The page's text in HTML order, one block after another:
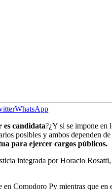
WhatsApp
candidata?¿Y si se impone en
posibles y ambos dependen
para ejercer cargos públicos.
integrada por Horacio
en Comodoro Py mientras que